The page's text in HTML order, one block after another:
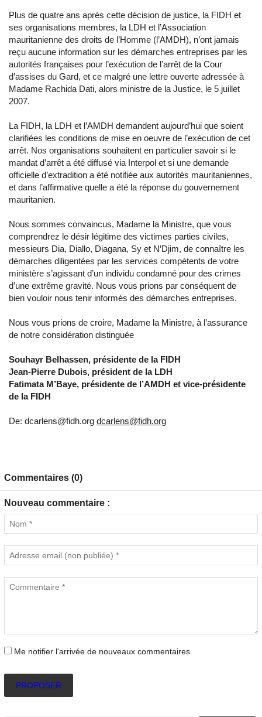
Plus de quatre ans après cette décision de justice, la FIDH et
ses organisations membres, la LDH et l’Association
mauritanienne des droits de l’Homme (l’AMDH), n’ont jamais
reçu aucune information sur les démarches entreprises par les
autorités françaises pour l’exécution de l’arrêt de la Cour
d’assises du Gard, et ce malgré une lettre ouverte adressée à
Madame Rachida Dati, alors ministre de la Justice, le 5 juillet
2007.
La FIDH, la LDH et l’AMDH demandent aujourd’hui que soient
clarifiées les conditions de mise en oeuvre de l’exécution de cet
arrêt. Nos organisations souhaitent en particulier savoir si le
mandat d’arrêt a été diffusé via Interpol et si une demande
officielle d’extradition a été notifiée aux autorités mauritaniennes,
et dans l’affirmative quelle a été la réponse du gouvernement
mauritanien.
Nous sommes convaincus, Madame la Ministre, que vous
comprendrez le désir légitime des victimes parties civiles,
messieurs Dia, Diallo, Diagana, Sy et N’Djim, de connaître les
démarches diligentées par les services compétents de votre
ministère s’agissant d’un individu condamné pour des crimes
d’une extrême gravité. Nous vous prions par conséquent de
bien vouloir nous tenir informés des démarches entreprises.
Nous vous prions de croire, Madame la Ministre, à l’assurance
de notre considération distinguée
Souhayr Belhassen, présidente de la FIDH
Jean-Pierre Dubois, président de la LDH
Fatimata M’Baye, présidente de l’AMDH et vice-présidente
de la FIDH
De: dcarlens@fidh.org dcarlens@fidh.org
Commentaires (0)
Nouveau commentaire :
Me notifier l'arrivée de nouveaux commentaires
PROPOSER